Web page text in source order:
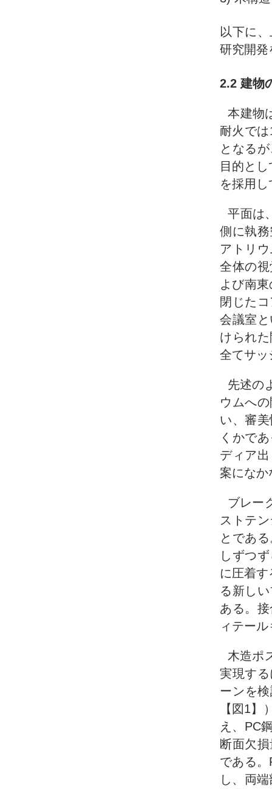
以下に
研究開発
2.2 建物
本建物
耐火で
となる
目的と
を採用
平面は
側に執
アトリ
全体の
よび南
閉じた
会議室
けられ
全てサッ
先述の
ウムへ
い、審
くかで
ディア
案になか
ブレー
ストテ
とであ
しずつ
に圧着
る新し
ある。
ィテー
木造ポ
実現す
ーンを
【図1
え、PC
断面欠
である
し、両